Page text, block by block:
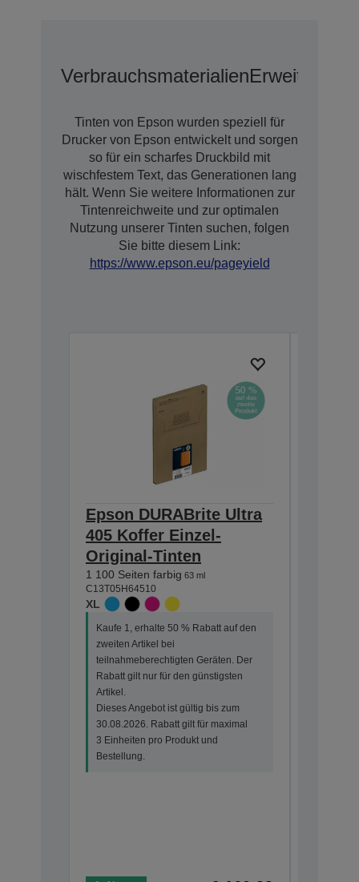
VerbrauchsmaterialienErweiterte
Tinten von Epson wurden speziell für
Drucker von Epson entwickelt und sorgen
so für ein scharfes Druckbild mit
wischfestem Text, das Generationen lang
hält. Wenn Sie weitere Informationen zur
Tintenreichweite und zur optimalen
Nutzung unserer Tinten suchen, folgen
Sie bitte diesem Link:
https://www.epson.eu/pageyield
Epson DURABrite Ultra
405 Koffer Einzel-
Original-Tinten
1 100 Seiten farbig 63 ml
C13T05H64510
XL
Kaufe 1, erhalte 50 % Rabatt auf den
zweiten Artikel bei
teilnahmeberechtigten Geräten. Der
Rabatt gilt nur für den günstigsten
Artikel.
Dieses Angebot ist gültig bis zum
30.08.2026. Rabatt gilt für maximal
3 Einheiten pro Produkt und
Bestellung.